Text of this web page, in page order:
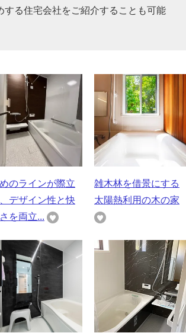
る住宅会社をご紹介することも可能
のラインが際立
デザイン性と快
を両立...
雑木林を借景にする
太陽熱利用の木の家